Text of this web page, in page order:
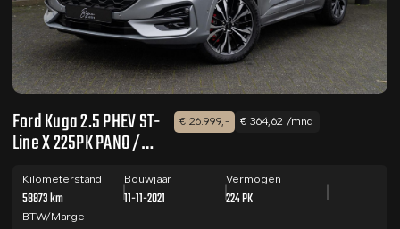
Ford Kuga 2.5 PHEV ST-
Line X 225PK PANO /
€ 26.999,- € 364,62 /mnd
Kilometerstand
58873 km
Bouwjaar
11-11-2021
Vermogen
224 PK
BTW/Marge